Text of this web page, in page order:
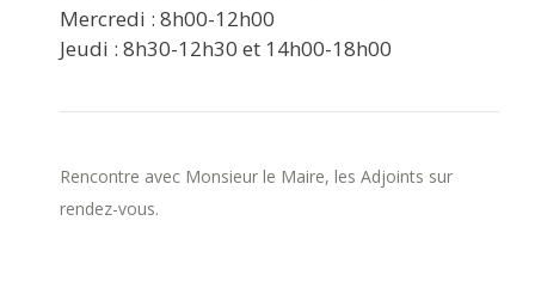
Mercredi : 8h00-12h00
Jeudi : 8h30-12h30 et 14h00-18h00
Rencontre avec Monsieur le Maire, les Adjoints sur
rendez-vous.